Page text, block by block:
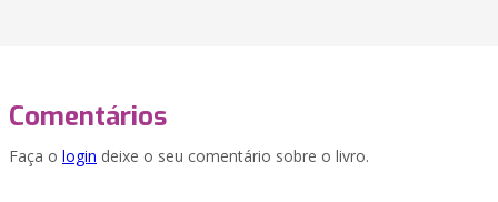
Comentários
Faça o login deixe o seu comentário sobre o livro.